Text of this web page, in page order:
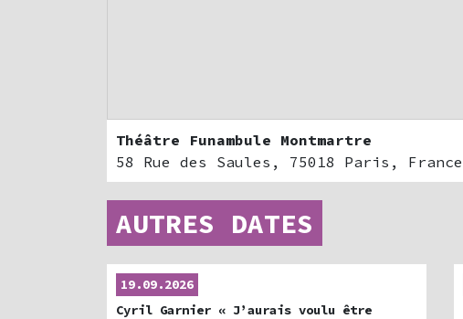
Théâtre Funambule Montmartre
58 Rue des Saules, 75018 Paris, France
AUTRES DATES
19.09.2026
Cyril Garnier « J’aurais voulu être